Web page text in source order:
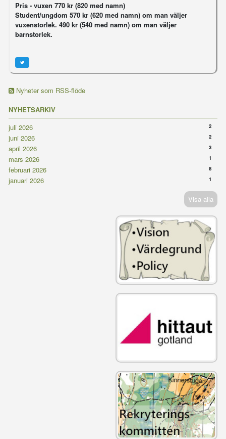
Nyheter som RSS-flöde
NYHETSARKIV
juli 2026
2
juni 2026 2
april 2026 3
mars 2026 1
februari 2026 8
januari 2026 1
Visa alla
Pris - vuxen 770 kr (820 med namn)
Student/ungdom 570 kr (620 med namn) om man väljer
vuxenstorlek. 490 kr (540 med namn) om man väljer
barnstorlek.